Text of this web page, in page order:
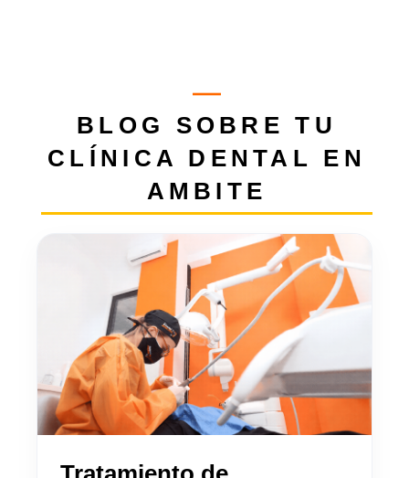
BLOG SOBRE TU
CLÍNICA DENTAL EN
AMBITE